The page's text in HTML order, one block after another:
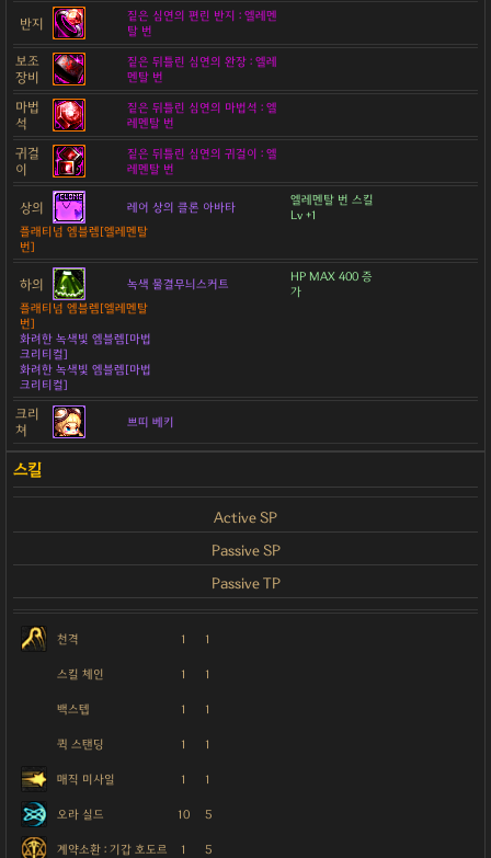
반지
짙은 심연의 편린 반지 : 엘레멘
탈 번
보조
장비
짙은 뒤틀린 심연의 완장 : 엘레
멘탈 번
마법
석
짙은 뒤틀린 심연의 마법석 : 엘
레멘탈 번
귀걸
이
짙은 뒤틀린 심연의 귀걸이 : 엘
레멘탈 번
상의 레어 상의 클론 아바타
엘레멘탈 번 스킬
Lv +1
플래티넘 엠블렘[엘레멘탈
번]
하의 녹색 물결무늬스커트
HP MAX 400 증
가
플래티넘 엠블렘[엘레멘탈
번]
화려한 녹색빛 엠블렘[마법
크리티컬]
화려한 녹색빛 엠블렘[마법
크리티컬]
크리
쳐
쁘띠 베키
Active SP
Passive SP
Passive TP
천격 1 1
스킬 체인 1 1
백스텝 1 1
퀵 스탠딩 1 1
매직 미사일 1 1
오라 실드 10 5
계약소환 : 기갑 호도르 1 5